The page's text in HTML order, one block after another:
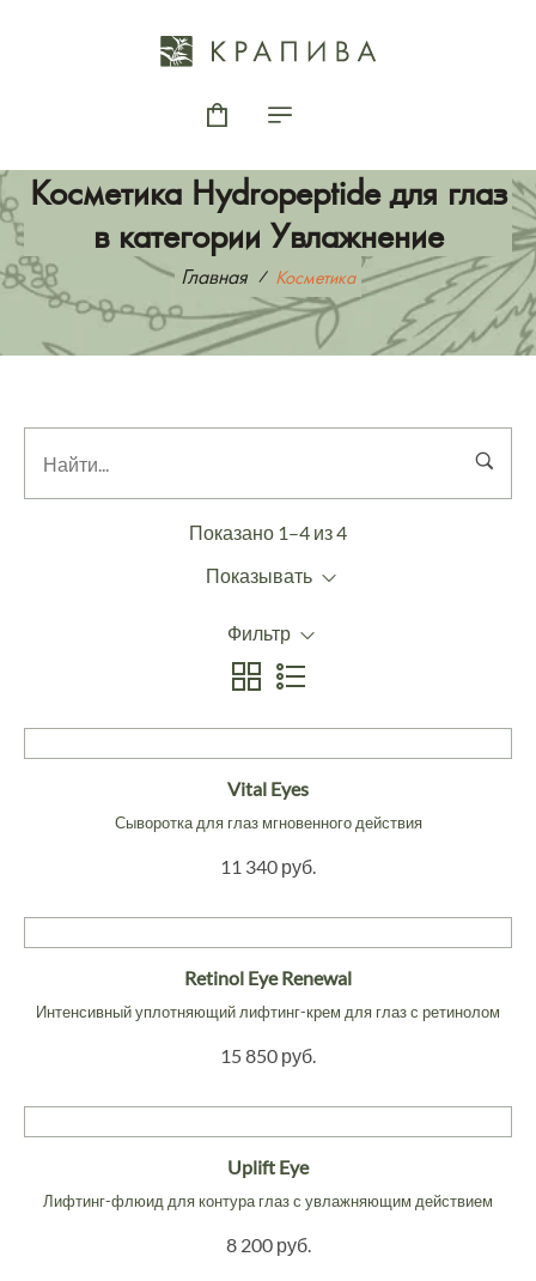
Косметика Hydropeptide для глаз
в категории Увлажнение
Главная Косметика
Показано 1–4 из 4
Показывать
Фильтр
Vital Eyes
Сыворотка для глаз мгновенного действия
11 340 руб.
Retinol Eye Renewal
Интенсивный уплотняющий лифтинг-крем для глаз с ретинолом
15 850 руб.
Uplift Eye
Лифтинг-флюид для контура глаз с увлажняющим действием
8 200 руб.